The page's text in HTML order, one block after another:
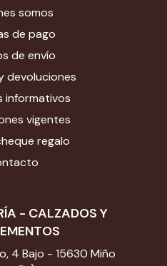
- CALZADOS Y
4 Bajo - 15630 Miño
somos
de pago
de envío
devoluciones
informativos
vigentes
regalo